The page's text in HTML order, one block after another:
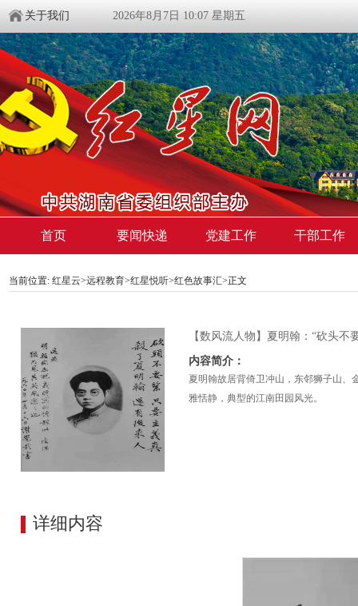
关于我们 2026年8月7日 10:07 星期五
首页 要闻快递 党建工作 干部工作
当前位置: 红星云>远程教育>红星悦听>红色故事汇>正文
【数风流人物】夏明翰：“砍头不
内容简介：
夏明翰故居背倚卫冲山，东邻狮子山、
雅恬静，典型的江南田园风光。
详细内容